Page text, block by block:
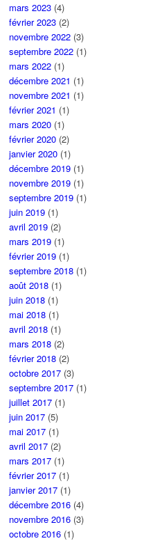
mars 2023 (4)
février 2023 (2)
novembre 2022 (3)
septembre 2022 (1)
mars 2022 (1)
décembre 2021 (1)
novembre 2021 (1)
février 2021 (1)
mars 2020 (1)
février 2020 (2)
janvier 2020 (1)
décembre 2019 (1)
novembre 2019 (1)
septembre 2019 (1)
juin 2019 (1)
avril 2019 (2)
mars 2019 (1)
février 2019 (1)
septembre 2018 (1)
août 2018 (1)
juin 2018 (1)
mai 2018 (1)
avril 2018 (1)
mars 2018 (2)
février 2018 (2)
octobre 2017 (3)
septembre 2017 (1)
juillet 2017 (1)
juin 2017 (5)
mai 2017 (1)
avril 2017 (2)
mars 2017 (1)
février 2017 (1)
janvier 2017 (1)
décembre 2016 (4)
novembre 2016 (3)
octobre 2016 (1)